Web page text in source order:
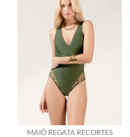
MAIÔ REGATA RECORTES